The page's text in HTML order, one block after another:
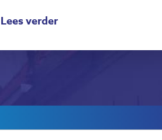
Lees verder